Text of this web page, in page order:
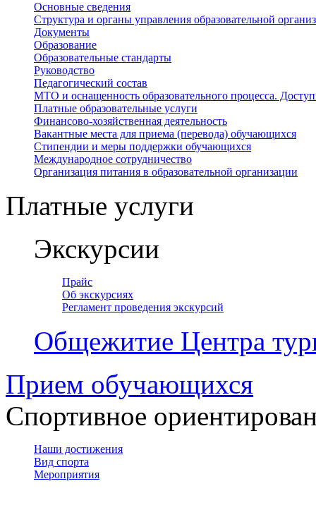
Основные сведения
Структура и органы управления образовательной
Документы
Образование
Образовательные стандарты
Руководство
Педагогический состав
МТО и оснащенность образовательного процесса.
Платные образовательные услуги
Финансово-хозяйственная деятельность
Вакантные места для приема (перевода) обучающихся
Стипендии и меры поддержки обучающихся
Международное сотрудничество
Организация питания в образовательной организации
Платные услуги
Экскурсии
Прайс
Об экскурсиях
Регламент проведения экскурсий
Общежитие Центра
Прием обучающихся
Спортивное
Наши достижения
Вид спорта
Мероприятия